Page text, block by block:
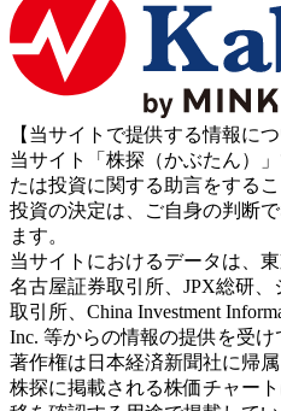
【当サイトで提供する情報につ
当サイト「株探（かぶたん）
たは投資に関する助言をする
投資の決定は、ご自身の判断
ます。
当サイトにおけるデータは、
名古屋証券取引所、JPX総研
取引所、China Investment
Inc. 等からの情報の提供を受
著作権は日本経済新聞社に帰属
株探に掲載される株価チャー